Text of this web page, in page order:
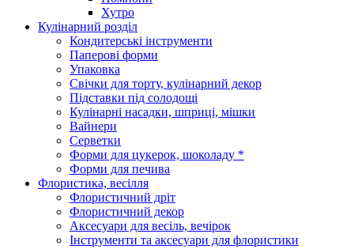
Хутро
Кулінарний розділ
Кондитерські інструменти
Паперові форми
Упаковка
Свічки для торту, кулінарний декор
Підставки під солодощі
Кулінарні насадки, шприці, мішки
Вайнери
Серветки
Форми для цукерок, шоколаду *
Форми для печива
Флористика, весілля
Флористичний дріт
Флористичний декор
Аксесуари для весіль, вечірок
Інструменти та аксесуари для флористики